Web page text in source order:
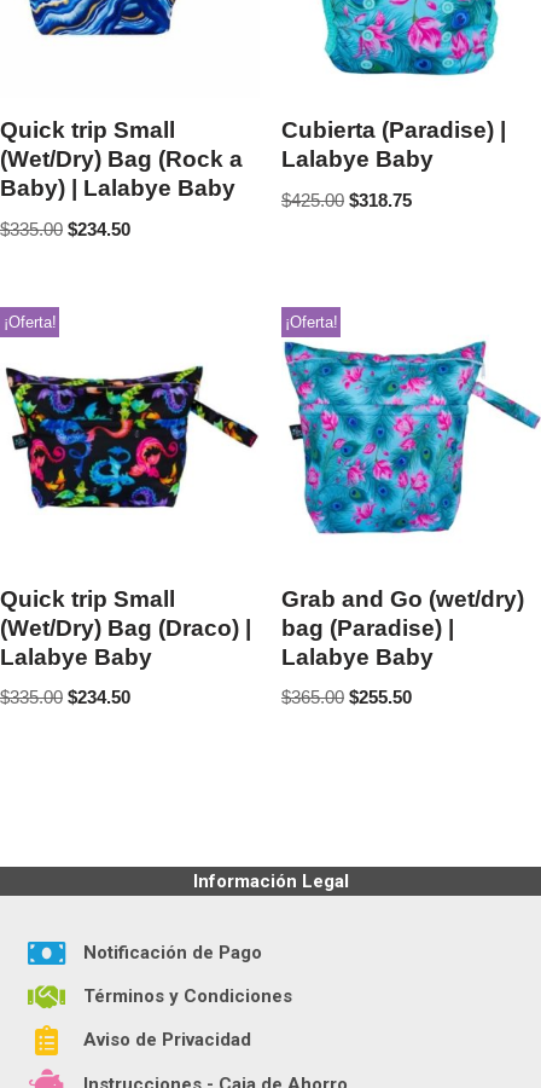
Quick trip Small
(Wet/Dry) Bag (Rock a
Baby) | Lalabye Baby
$335.00 $234.50
Cubierta (Paradise) |
Lalabye Baby
$425.00 $318.75
¡Oferta!
Quick trip Small
(Wet/Dry) Bag (Draco) |
Lalabye Baby
$335.00 $234.50
¡Oferta!
Grab and Go (wet/dry)
bag (Paradise) |
Lalabye Baby
$365.00 $255.50
Información Legal
Notificación de Pago
Términos y Condiciones
Aviso de Privacidad